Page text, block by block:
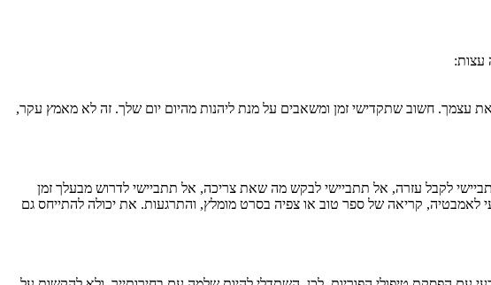
עצות:
עצמך. חשוב שתקדישי זמן ומשאבים על מנת ליהנות מהיום יום שלך. זה לא מאמץ עקר,
לקבל עזרה, אל תתביישי לבקש מה שאת צריכה, אל תתביישי לדרוש מבעלך זמן
לאמבטיה, קריאה של ספר טוב או צפיה בסרט מומלץ, והתרגעות. את יכולה להתייחס גם